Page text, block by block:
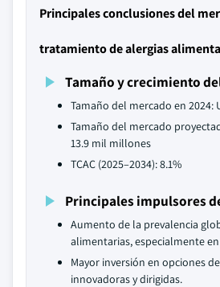
Principales conclusiones del
tratamiento de alergias
Tamaño y crecimiento
Tamaño del mercado en 2024:
Tamaño del mercado
13.9 mil millones
TCAC (2025–2034): 8.1%
Principales impulsores
Aumento de la prevalencia
alimentarias, especialmente
Mayor inversión en opciones
innovadoras y dirigidas.